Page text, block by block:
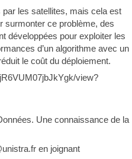
par les satellites, mais cela est
surmonter ce problème, des
développées pour exploiter les
d’un algorithme avec un
le coût du déploiement.
view?
Une connaissance de la
en joignant